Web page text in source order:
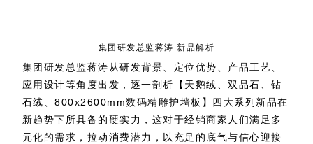
集团研发总监蒋涛 新品解析
集团研发总监蒋涛从研发背景、定位优势、产品工艺、
应用设计等角度出发，逐一剖析【天鹅绒、双品石、钻
石绒、800x2600mm数码精雕护墙板】四大系列新品在
新趋势下所具备的硬实力，这对于经销商家人们满足多
元化的需求，拉动消费潜力，以充足的底气与信心迎接